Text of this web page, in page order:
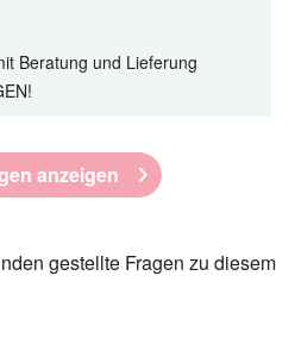
Beratung und Lieferung
anzeigen
gestellte Fragen zu diesem